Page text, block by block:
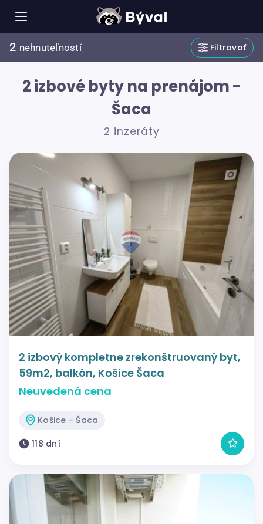
2 nehnuteľností Filtrovať
2 izbové byty na prenájom -
Šaca
2 inzeráty
2 izbový kompletne zrekonštruovaný byt,
59m2, balkón, Košice Šaca
Neuvedená cena
Košice - Šaca
118 dní